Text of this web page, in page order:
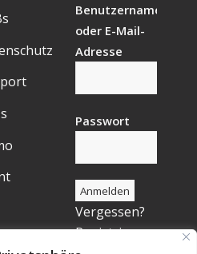
Benutzername
oder E-Mail-
Adresse
Passwort
Vergessen?
Registrieren